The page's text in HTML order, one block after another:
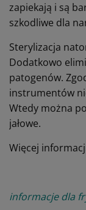
zapiekają i są
szkodliwe dla
Sterylizacja
Dodatkowo
patogenów.
instrumentów
Wtedy można
jałowe.
Więcej
informacje dla